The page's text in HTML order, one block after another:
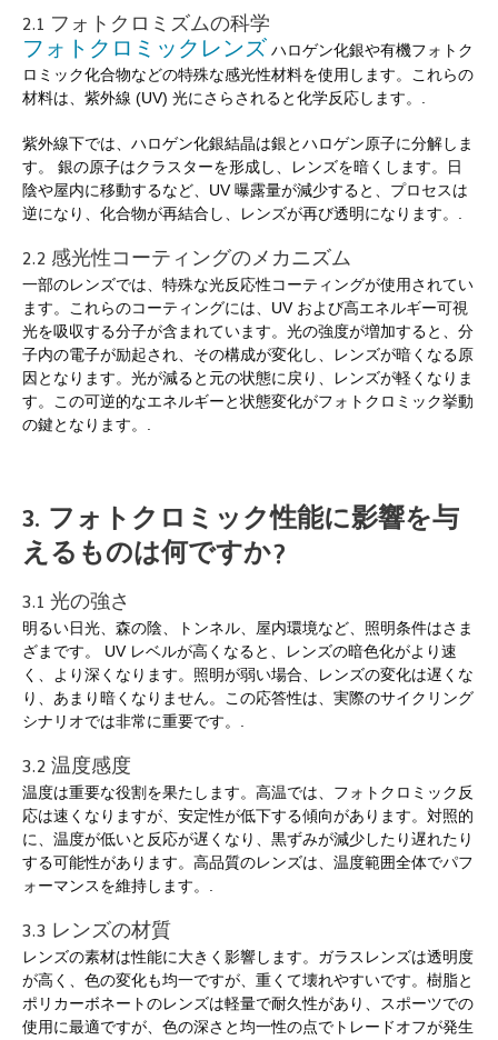
2.1 フォトクロミズムの科学
フォトクロミックレンズ ハロゲン化銀や有機フォトク
ロミック化合物などの特殊な感光性材料を使用します。これらの
材料は、紫外線 (UV) 光にさらされると化学反応します。.
紫外線下では、ハロゲン化銀結晶は銀とハロゲン原子に分解しま
す。 銀の原子はクラスターを形成し、レンズを暗くします。日
陰や屋内に移動するなど、UV 曝露量が減少すると、プロセスは
逆になり、化合物が再結合し、レンズが再び透明になります。.
2.2 感光性コーティングのメカニズム
一部のレンズでは、特殊な光反応性コーティングが使用されてい
ます。これらのコーティングには、UV および高エネルギー可視
光を吸収する分子が含まれています。光の強度が増加すると、分
子内の電子が励起され、その構成が変化し、レンズが暗くなる原
因となります。光が減ると元の状態に戻り、レンズが軽くなりま
す。この可逆的なエネルギーと状態変化がフォトクロミック挙動
の鍵となります。.
3. フォトクロミック性能に影響を与
えるものは何ですか?
3.1 光の強さ
明るい日光、森の陰、トンネル、屋内環境など、照明条件はさま
ざまです。 UV レベルが高くなると、レンズの暗色化がより速
く、より深くなります。照明が弱い場合、レンズの変化は遅くな
り、あまり暗くなりません。この応答性は、実際のサイクリング
シナリオでは非常に重要です。.
3.2 温度感度
温度は重要な役割を果たします。高温では、フォトクロミック反
応は速くなりますが、安定性が低下する傾向があります。対照的
に、温度が低いと反応が遅くなり、黒ずみが減少したり遅れたり
する可能性があります。高品質のレンズは、温度範囲全体でパフ
ォーマンスを維持します。.
3.3 レンズの材質
レンズの素材は性能に大きく影響します。ガラスレンズは透明度
が高く、色の変化も均一ですが、重くて壊れやすいです。樹脂と
ポリカーボネートのレンズは軽量で耐久性があり、スポーツでの
使用に最適ですが、色の深さと均一性の点でトレードオフが発生